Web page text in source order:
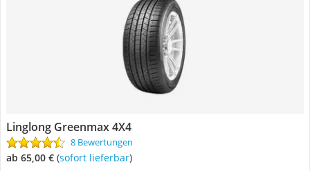
Linglong Greenmax 4X4
8 Bewertungen
ab 65,00 € ( Sofort lieferbar)